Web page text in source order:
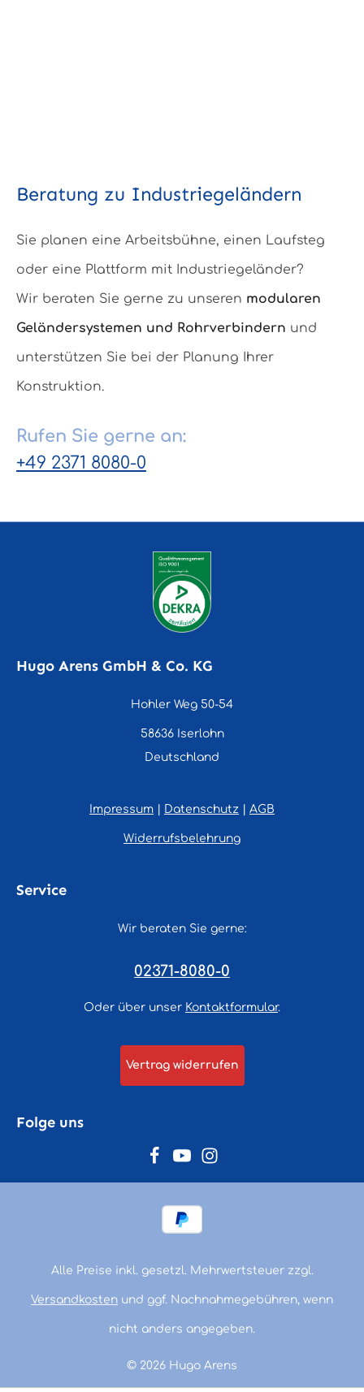
Beratung zu Industriegeländern
Sie planen eine Arbeitsbühne, einen Laufsteg
oder eine Plattform mit Industriegeländer?
Wir beraten Sie gerne zu unseren modularen
Geländersystemen und Rohrverbindern und
unterstützen Sie bei der Planung Ihrer
Konstruktion.
Rufen Sie gerne an:
+49 2371 8080-0
Hugo Arens GmbH & Co. KG
Hohler Weg 50-54
58636 Iserlohn
Deutschland
Impressum | Datenschutz | AGB
Widerrufsbelehrung
Service
Wir beraten Sie gerne:
02371-8080-0
Oder über unser Kontaktformular.
Vertrag widerrufen
Folge uns
© 2026 Hugo Arens
Alle Preise inkl. gesetzl. Mehrwertsteuer zzgl.
Versandkosten und ggf. Nachnahmegebühren, wenn
nicht anders angegeben.